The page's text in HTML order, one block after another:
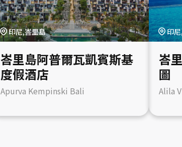
印尼,峇里島
峇里島阿普爾瓦凱賓斯基
度假酒店
Apurva Kempinski Bali
印
峇
圖
Alila